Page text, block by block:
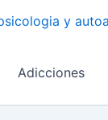
Adicciones